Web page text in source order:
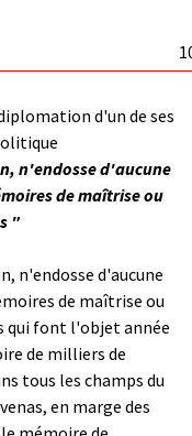
d'un de ses
n'endosse d'aucune
de maîtrise ou
"
n'endosse d'aucune
de maîtrise ou
qui font l'objet année
de milliers de
tous les champs du
en marge des